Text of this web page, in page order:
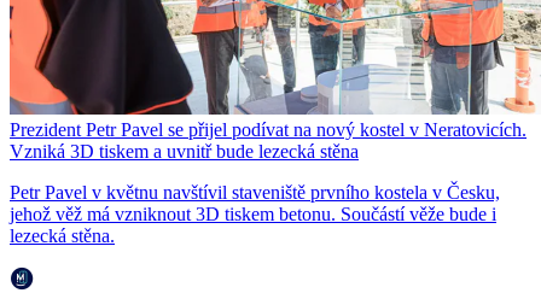
Prezident Petr Pavel se přijel podívat na nový kostel v Neratovicích.
Vzniká 3D tiskem a uvnitř bude lezecká stěna
Petr Pavel v květnu navštívil staveniště prvního kostela v Česku,
jehož věž má vzniknout 3D tiskem betonu. Součástí věže bude i
lezecká stěna.